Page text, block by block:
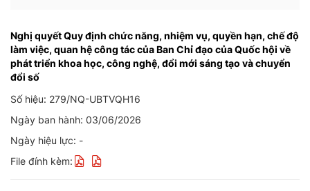
Nghị quyết Quy định chức năng, nhiệm vụ, quyền hạn, chế độ
làm việc, quan hệ công tác của Ban Chỉ đạo của Quốc hội về
phát triển khoa học, công nghệ, đổi mới sáng tạo và chuyển
đổi số
Số hiệu: 279/NQ-UBTVQH16
Ngày ban hành: 03/06/2026
Ngày hiệu lực: -
File đính kèm: